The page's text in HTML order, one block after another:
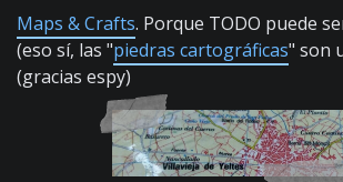
Maps & Crafts. Porque TODO puede
(eso sí, las "piedras cartográficas" son
(gracias espy)